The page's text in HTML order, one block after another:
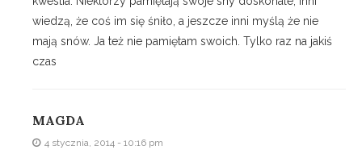
wiedzą, że coś im się śniło, a jeszcze inni myślą że nie
mają snów. Ja też nie pamiętam swoich. Tylko raz na jakiś
czas
MAGDA
4 stycznia, 2014 - 10:16 pm